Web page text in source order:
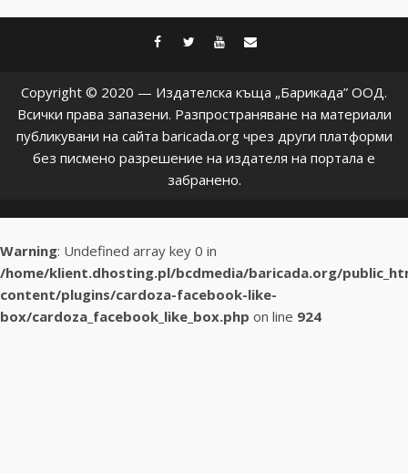
facebook
twitter
youtube
Copyright © 2020 — Издателска къща „Барикада” ООД.
Всички права запазени. Разпространяване на материали
публикувани на сайта baricada.org чрез други платформи
без писмено разрешение на издателя на портала е
забранено.
Warning: Undefined array key 0 in
/home/klient.dhosting.pl/bcdmedia/baricada.org/
content/plugins/cardoza-facebook-like-
box/cardoza_facebook_like_box.php on line 924